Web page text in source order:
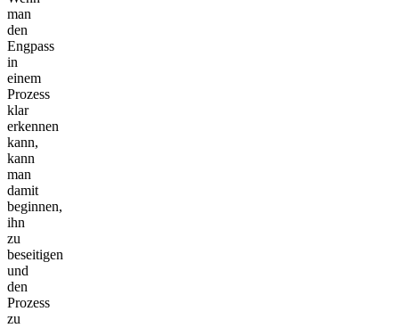
man
den
Engpass
in
einem
Prozess
klar
erkennen
kann,
kann
man
damit
beginnen,
ihn
zu
beseitigen
und
den
Prozess
zu